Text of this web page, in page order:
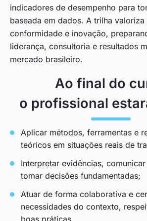
indicadores de desempenho para
baseada em dados. A trilha valoriza
conformidade e inovação,
liderança, consultoria e resultados
mercado brasileiro.
Ao final do
o profissional
Aplicar métodos, ferramentas e
teóricos em situações reais de
Interpretar evidências,
tomar decisões fundamentadas;
Atuar de forma colaborativa e
necessidades do contexto,
boas práticas.